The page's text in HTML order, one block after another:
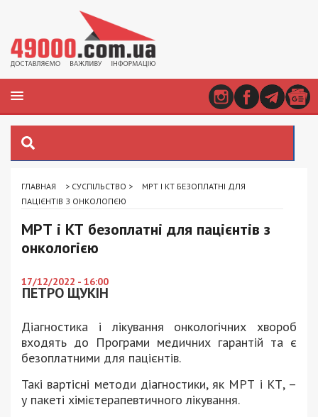
ГЛАВНАЯ > СУСПІЛЬСТВО >
МРТ І КТ БЕЗОПЛАТНІ ДЛЯ
ПАЦІЄНТІВ З ОНКОЛОГІЄЮ
МРТ і КТ безоплатні для пацієнтів з
онкологією
17/12/2022 - 16:00
ПЕТРО ЩУКІН
Діагностика і лікування онкологічних хвороб
входять до Програми медичних гарантій та є
безоплатними для пацієнтів.
Такі вартісні методи діагностики, як МРТ і КТ, –
у пакеті хімієтерапевтичного лікування.